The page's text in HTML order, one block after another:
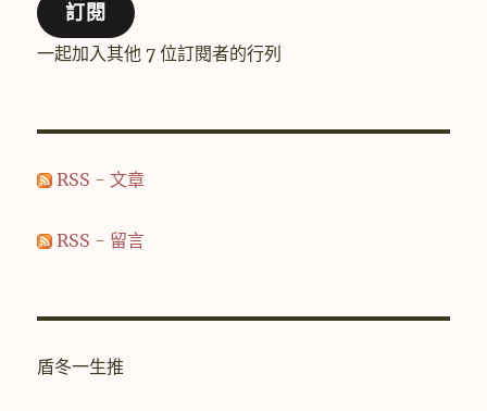
件
位
訂閱
一起加入其他 7 位訂閱者的行列
RSS - 文章
RSS - 留言
盾冬一生推